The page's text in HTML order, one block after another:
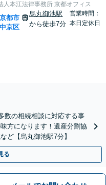
人本江法律事務所 京都オフィス
京都市
中京区
烏丸御池駅
から徒歩7分
営業時間：
本日定休日
数の相続相談に対応する事
方になります！遺産分割協
ど【烏丸御池駅7分】
る